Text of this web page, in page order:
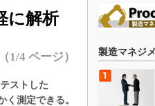
に解析
（1/4 ページ）
ストした
く測定できる。
製造マネジ